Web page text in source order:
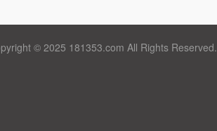
© 2025 181353.com All Rights Reserved.